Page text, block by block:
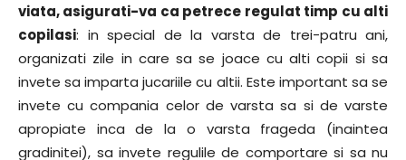
viata, asigurati-va ca petrece regulat timp cu alti
copilasi: in special de la varsta de trei-patru ani,
organizati zile in care sa se joace cu alti copii si sa
invete sa imparta jucariile cu altii. Este important sa se
invete cu compania celor de varsta sa si de varste
apropiate inca de la o varsta frageda (inaintea
gradinitei), sa invete regulile de comportare si sa nu